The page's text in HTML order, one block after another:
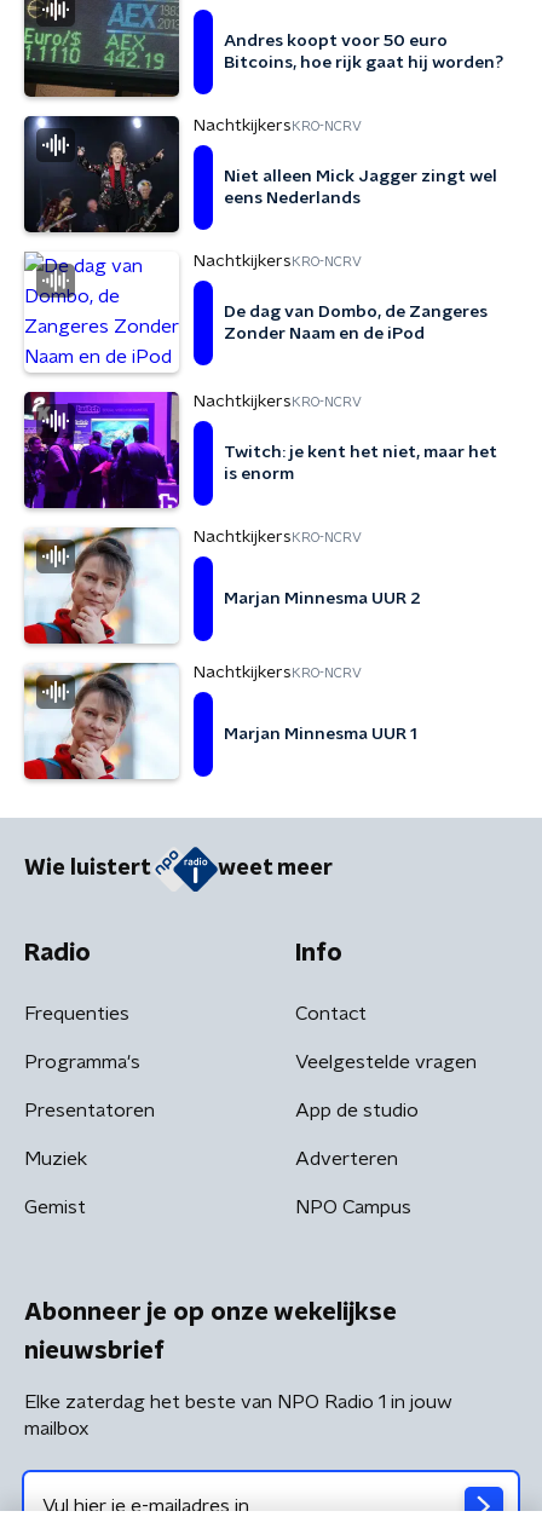
Andres koopt voor 50 euro
Bitcoins, hoe rijk gaat hij worden?
Nachtkijkers KRO-NCRV
Niet alleen Mick Jagger zingt wel
eens Nederlands
Nachtkijkers KRO-NCRV
De dag van Dombo, de Zangeres
Zonder Naam en de iPod
Nachtkijkers KRO-NCRV
Twitch: je kent het niet, maar het
is enorm
Nachtkijkers KRO-NCRV
Marjan Minnesma UUR 2
Nachtkijkers KRO-NCRV
Marjan Minnesma UUR 1
Wie luistert weet meer
Radio
Frequenties
Programma's
Presentatoren
Muziek
Gemist
Info
Contact
Veelgestelde vragen
App de studio
Adverteren
NPO Campus
Abonneer je op onze wekelijkse
nieuwsbrief
Elke zaterdag het beste van NPO Radio 1 in jouw
mailbox